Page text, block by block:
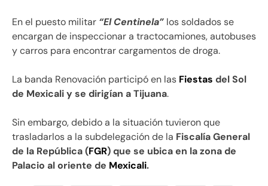
En el puesto militar “El Centinela” los soldados se
encargan de inspeccionar a tractocamiones, autobuses
y carros para encontrar cargamentos de droga.
La banda Renovación participó en las Fiestas del Sol
de Mexicali y se dirigían a Tijuana.
Sin embargo, debido a la situación tuvieron que
trasladarlos a la subdelegación de la Fiscalía General
de la República (FGR) que se ubica en la zona de
Palacio al oriente de Mexicali.